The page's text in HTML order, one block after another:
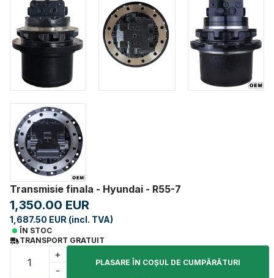
Transmisie finala - Hyundai - R55-7
1,350.00 EUR
1,687.50 EUR (incl. TVA)
ÎN STOC
TRANSPORT GRATUIT
+
-
PLASARE ÎN COŞUL DE CUMPĂRĂTURI